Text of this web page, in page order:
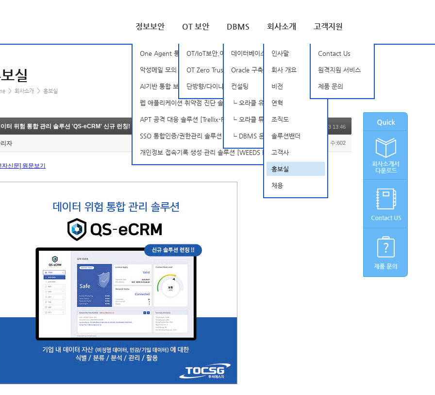
정보보안
One Agent 통합 PC 보안 솔루션 [BSOne]
악성메일 모의 훈련 솔루션 [BSD]
AI기반 통합 보안 분석 플랫폼 [StellarCyber Open-XDR]
웹 애플리케이션 취약점 진단 솔루션 [APPSCAN]
APT 공격 대응 솔루션 [Trellix-FireEye]
SSO 통합인증/권한관리 솔루션 [INISAFE Nexess]
개인정보 접속기록 생성·관리 솔루션 [WEEDS BlackBox Suite]
OT 보안
OT/IoT보안,이상징후탐지 [Nozomi Networks]
OT Zero Trust [TXOne]
단방향/다이나믹 인증 솔루션 [SSenStone]
DBMS
데이터베이스 암호화
Oracle 구축, 관리 및 튜닝
컨설팅
┗ 오라클 유지보수
┗ 오라클 튜닝 컨설팅
┗ DBMS 운영 관리 서비스
회사소개
인사말
회사 개요
비전
연혁
조직도
솔루션밴더
고객사
홍보실
채용
고객지원
Contact Us
원격지원 서비스
제품 문의
실
> 회사소개 > 홍보실
터 위험 통합 관리 솔루션 'QS-eCRM' 신규 런칭! 2020.11.13 13:46
자 조회 수:602
자신문] 원문보기